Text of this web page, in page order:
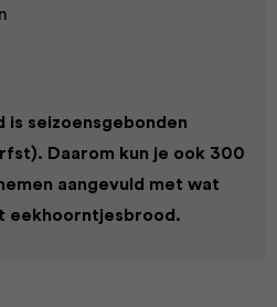
is seizoensgebonden
Daarom kun je ook 300
aangevuld met wat
eekhoorntjesbrood.